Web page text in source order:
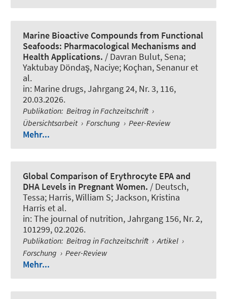
Marine Bioactive Compounds from Functional
Seafoods: Pharmacological Mechanisms and
Health Applications. / Davran Bulut, Sena;
Yaktubay Döndaş, Naciye; Koçhan, Senanur et
al.
in: Marine drugs, Jahrgang 24, Nr. 3, 116,
20.03.2026.
Publikation: Beitrag in Fachzeitschrift ›
Übersichtsarbeit › Forschung › Peer-Review
Mehr...
Global Comparison of Erythrocyte EPA and
DHA Levels in Pregnant Women. / Deutsch,
Tessa; Harris, William S; Jackson, Kristina
Harris et al.
in:The journal of nutrition, Jahrgang 156, Nr. 2,
101299, 02.2026.
Publikation: Beitrag in Fachzeitschrift › Artikel ›
Forschung › Peer-Review
Mehr...